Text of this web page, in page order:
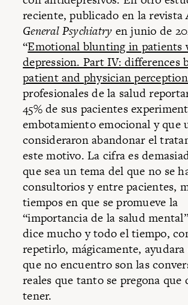
reciente, publicado en la revista
General Psychiatry en junio de
“Emotional blunting in patients
depression. Part IV: differences
patient and physician
profesionales de la salud
45% de sus pacientes
embotamiento emocional y que
consideraron abandonar el
este motivo. La cifra es
que sea un tema del que no se
consultorios y entre pacientes,
tiempos en que se promueve la
“importancia de la salud
dice mucho y todo el tiempo,
repetirlo, mágicamente, ayudara
que no encuentro son las
reales que tanto se pregona que
tener.